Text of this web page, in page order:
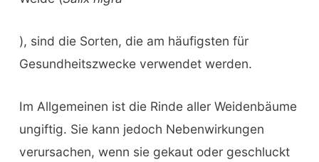
), sind die Sorten, die am häufigsten für
Gesundheitszwecke verwendet werden.
Im Allgemeinen ist die Rinde aller Weidenbäume
ungiftig. Sie kann jedoch Nebenwirkungen
verursachen, wenn sie gekaut oder geschluckt